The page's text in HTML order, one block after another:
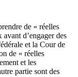
de « réelles
d’engager des
et la Cour de
de « réelles
et les
partie sont des